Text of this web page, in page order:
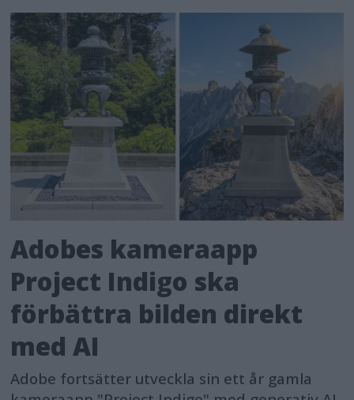
Adobes kameraapp
Project Indigo ska
förbättra bilden direkt
med AI
Adobe fortsätter utveckla sin ett år gamla